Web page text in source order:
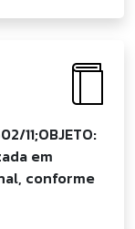
11;OBJETO:
em
conforme